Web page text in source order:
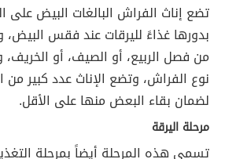
تضع إناث الفراش البالغات البيض على
بدورها غذاءً لليرقات عند فقس
من فصل الربيع، أو الصيف، أو الخريف،
نوع الفراش، وتضع الإناث عدد كبير
لضمان بقاء البعض منها على الأقل.
مرحلة اليرقة
تسمى هذه المرحلة أيضاً بمرحلة